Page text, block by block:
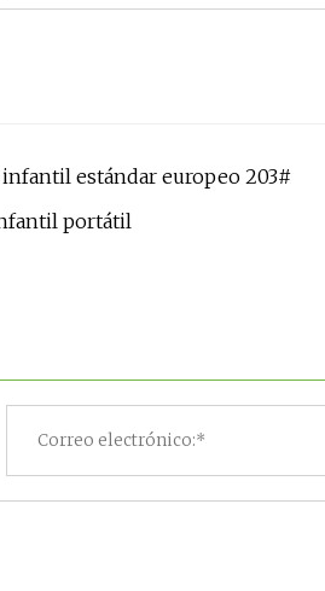
infantil estándar europeo 203#
portátil